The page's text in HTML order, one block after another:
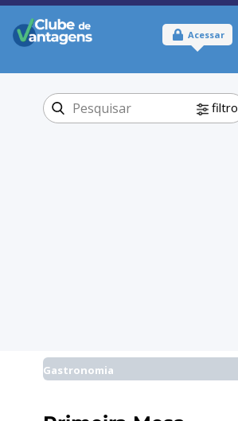
Acessar
filtro
Gastronomia